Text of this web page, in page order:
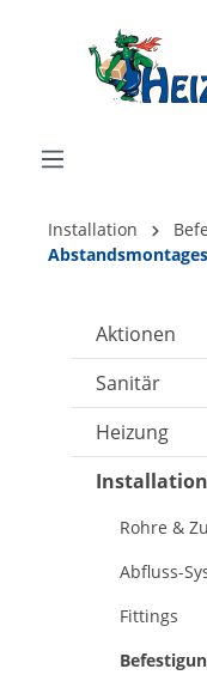
Installation
Aktionen
Sanitär
Heizung
Installation
Rohre &
Abfluss-
Fittings